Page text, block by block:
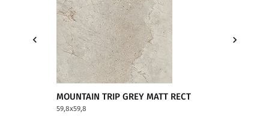
MOUNTAIN TRIP GREY MATT RECT
59,8x59,8